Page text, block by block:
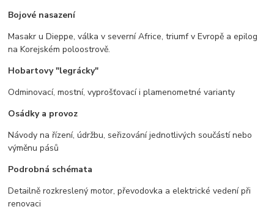
Bojové nasazení
Masakr u Dieppe, válka v severní Africe, triumf v Evropě a epilog
na Korejském poloostrově.
Hobartovy "legrácky"
Odminovací, mostní, vyprošťovací i plamenometné varianty
Osádky a provoz
Návody na řízení, údržbu, seřizování jednotlivých součástí nebo
výměnu pásů
Podrobná schémata
Detailně rozkreslený motor, převodovka a elektrické vedení při
renovaci